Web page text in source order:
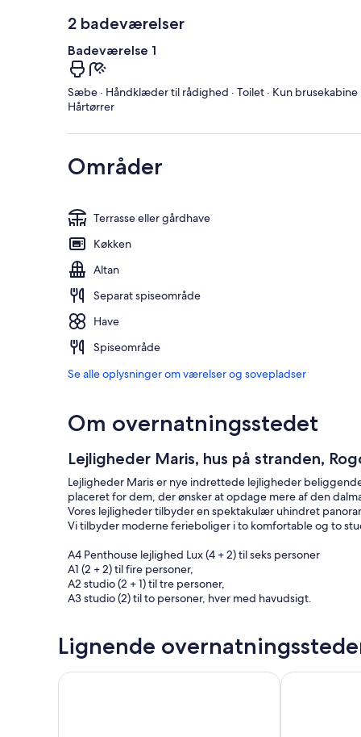
2 badeværelser
Badeværelse 1
Sæbe · Håndklæder til rådighed · Toilet · Kun brusekabine
Hårtørrer
Områder
Terrasse eller gårdhave
Køkken
Altan
Separat spiseområde
Have
Spiseområde
Se alle oplysninger om værelser og sovepladser
Om overnatningsstedet
Lejligheder Maris, hus på stranden,
Lejligheder Maris er nye indrettede lejligheder
placeret for dem, der ønsker at opdage mere af den
Vores lejligheder tilbyder en spektakulær uhindret
Vi tilbyder moderne ferieboliger i to komfortable og to
A4 Penthouse lejlighed Lux ​​(4 + 2) til seks personer
A1 (2 + 2) til fire personer,
A2 studio (2 + 1) til tre personer,
A3 studio (2) til to personer, hver med havudsigt.
Hver lejlighed har et funktionelt og elegant badeværelse
internetadgang og aircondition er gratis.
Parkering til biler sikret i en indhegnet gård ved huset.
En grill er til din rådighed på terrassen af ​​huset.
Lignende
Fantastisk lejlighed i Brodarica Treværelses